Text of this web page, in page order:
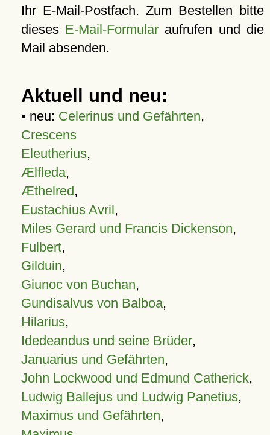
Ihr E-Mail-Postfach. Zum Bestellen bitte
dieses E-Mail-Formular aufrufen und die
Mail absenden.
Aktuell und neu:
• neu: Celerinus und Gefährten,
Crescens
Eleutherius,
Ælfleda,
Æthelred,
Eustachius Avril,
Miles Gerard und Francis Dickenson,
Fulbert,
Gilduin,
Giunoc von Buchan,
Gundisalvus von Balboa,
Hilarius,
Idedeandus und seine Brüder,
Januarius und Gefährten,
John Lockwood und Edmund Catherick,
Ludwig Ballejus und Ludwig Panetius,
Maximus und Gefährten,